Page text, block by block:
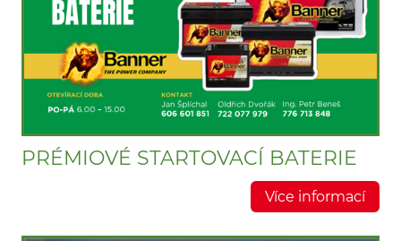
PRÉMIOVÉ STARTOVACÍ BATERIE
Více informací